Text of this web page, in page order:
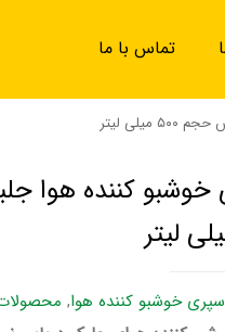
تماس با ما
لیتر
خوشبو کننده هوا
خوشبو کننده هوا,